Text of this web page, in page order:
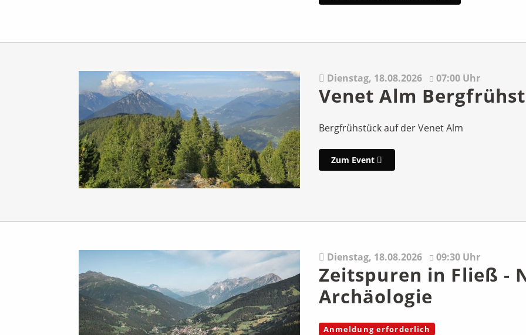
Dienstag, 18.08.2026 07:00 Uhr
Venet Alm
Bergfrühstück auf der Venet Alm
Zum Event
Dienstag, 18.08.2026 09:30 Uhr
Zeitspuren in Fließ -
Archäologie
Anmeldung erforderlich